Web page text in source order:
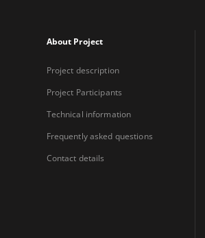
About Project
Project description
Project Participants
Technical information
Frequently asked questions
Contact details